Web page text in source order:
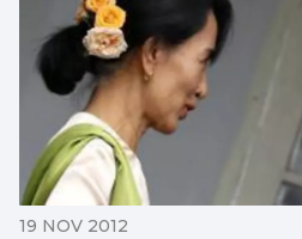
19 NOV 2012